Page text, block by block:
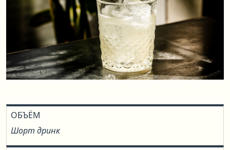
ОБЪЁМ
Шорт дринк